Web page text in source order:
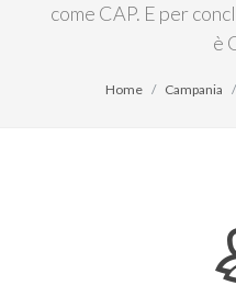
come CAP. E per
è
Home Campania